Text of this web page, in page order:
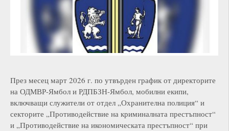
През месец март 2026 г. по утвърден график от директорите
на ОДМВР-Ямбол и РДПБЗН-Ямбол, мобилни екипи,
включващи служители от отдел „Охранителна полиция“ и
секторите „Противодействие на криминалната престъпност“
и „Противодействие на икономическата престъпност“ при